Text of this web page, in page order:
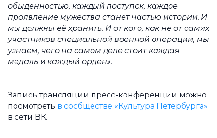
обыденностью, каждый поступок, каждое
проявление мужества станет частью истории. И
мы должны её хранить. И от кого, как не от самих
участников специальной военной операции, мы
узнаем, чего на самом деле стоит каждая
медаль и каждый орден».
Запись трансляции пресс-конференции можно
посмотреть в сообществе «Культура Петербурга»
в сети ВК.